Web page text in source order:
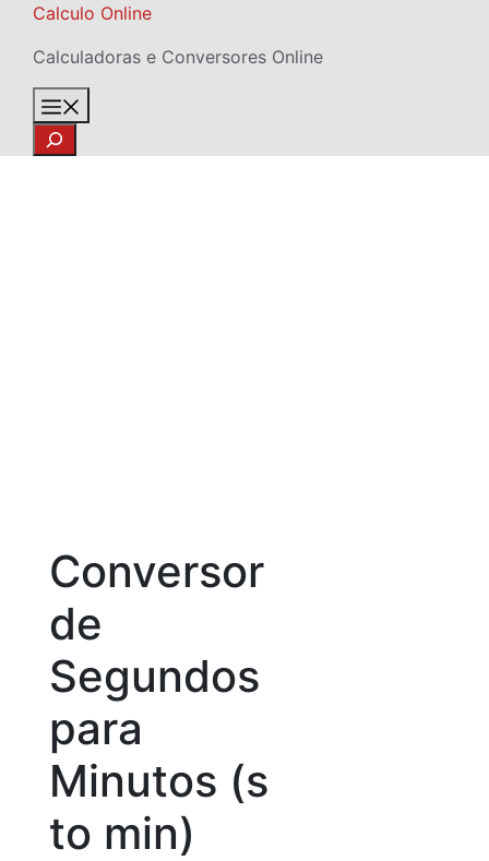
Skip
content
Calculo Online
Calculadoras e Conversores Online
Search
Conversor
de
Segundos
para
Minutos (s
to min)